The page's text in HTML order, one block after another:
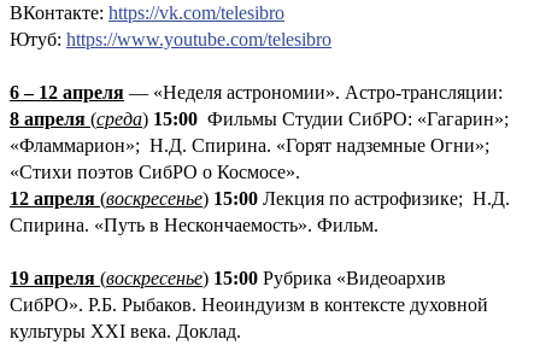
ВКонтакте: https://vk.com/telesibro
Ютуб: https://www.youtube.com/telesibro
6 – 12 апреля — «Неделя астрономии». Астро-трансляции:
8 апреля (среда) 15:00 Фильмы Студии СибРО: «Гагарин»;
«Фламмарион»; Н.Д. Спирина. «Горят надземные Огни»;
«Стихи поэтов СибРО о Космосе».
12 апреля (воскресенье) 15:00 Лекция по астрофизике; Н.Д.
Спирина. «Путь в Нескончаемость». Фильм.
19 апреля (воскресенье) 15:00 Рубрика «Видеоархив
СибРО». Р.Б. Рыбаков. Неоиндуизм в контексте духовной
культуры XXI века. Доклад.